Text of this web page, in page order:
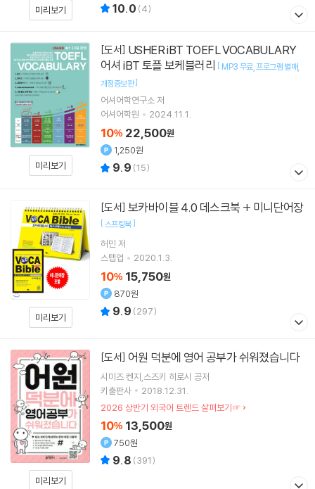
미리보기 10.0 (4)
미리보기
[도서]
어셔 iBT 토플 보케블러리 [ MP3 무료 프로그램 별매
개정증보판]
어셔어학연구소저
어셔어학원
2024.11.1.
10% 22,500원
1,250원
9.9 (15)
미리보기
[도서] 보카바이블 4.0 데스크북 + 미니단어장
[스프링북]
허민 저
스텝업
2020.1.3.
10% 15,750원
870원
9.9 (297)
미리보기
[도서] 어원 덕분에 영어 공부가 쉬워졌습니다
시미즈 켄지,스즈키 히로시 공저
키출판사
2018.12.31.
2026 상반기 외국어 트렌드 살펴보기☞
10% 13,500원
750원
9.8 (391)